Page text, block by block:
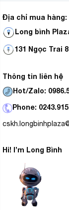
Địa chỉ mua hàng:
Long bình
131 Ngọc Trai
Thông tin liên hệ
Hot/Zalo:
Phone:
Hi! I’m Long Bình